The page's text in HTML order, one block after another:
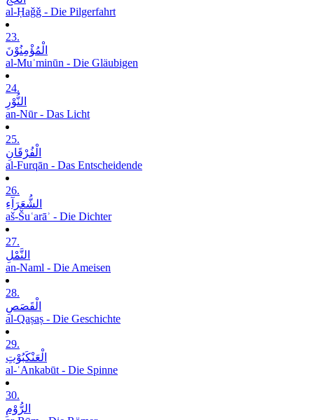
al-Ḥaǧǧ - Die Pilgerfahrt
23.
الْمُؤْمِنُوْنَ
al-Muʾminūn - Die Gläubigen
24.
النُّوْرِ
an-Nūr - Das Licht
25.
الْفُرْقَانِ
al-Furqān - Das Entscheidende
26.
الشُّعَرَآءِ
aš-Šuʿarāʾ - Die Dichter
27.
النَّمْلِ
an-Naml - Die Ameisen
28.
الْقَصَصِ
al-Qaṣaṣ - Die Geschichte
29.
الْعَنْکَبُوْتِ
al-ʿAnkabūt - Die Spinne
30.
الرُّوْمِ